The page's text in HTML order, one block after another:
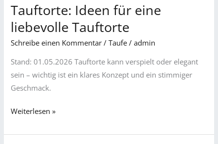
Tauftorte: Ideen für eine
liebevolle Tauftorte
Schreibe einen Kommentar /Taufe /admin
Stand: 01.05.2026 Tauftorte kann verspielt oder elegant
sein – wichtig ist ein klares Konzept und ein stimmiger
Geschmack.
Tauftorte:
Ideen
für
eine
liebevolle
Tauftorte
Weiterlesen »